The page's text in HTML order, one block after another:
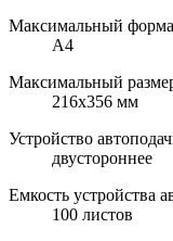
Максимальный
A4
Максимальный
216x356 мм
Устройство
двустороннее
Емкость устройства
100 листов